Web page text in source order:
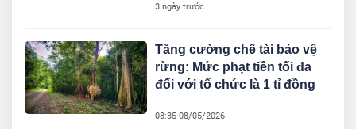
3 ngày trước
Tăng cường chế tài bảo vệ
rừng: Mức phạt tiền tối đa
đối với tổ chức là 1 tỉ đồng
08:35 08/05/2026